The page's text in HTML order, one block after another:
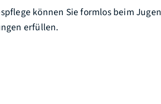
können Sie formlos beim
erfüllen.